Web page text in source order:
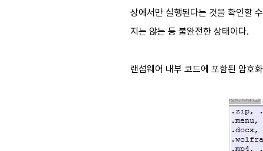
상에서만 실행된다는 것을 확인할
지는 않는 등 불완전한 상태이다.
랜섬웨어 내부 코드에 포함된 암호